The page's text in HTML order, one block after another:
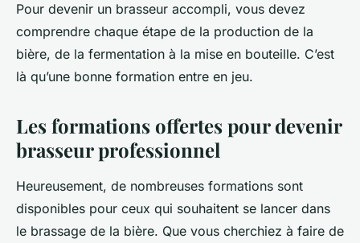
Pour devenir un brasseur accompli, vous devez
comprendre chaque étape de la production de la
bière, de la fermentation à la mise en bouteille. C’est
là qu’une bonne formation entre en jeu.
Les formations offertes pour devenir
brasseur professionnel
Heureusement, de nombreuses formations sont
disponibles pour ceux qui souhaitent se lancer dans
le brassage de la bière. Que vous cherchiez à faire de